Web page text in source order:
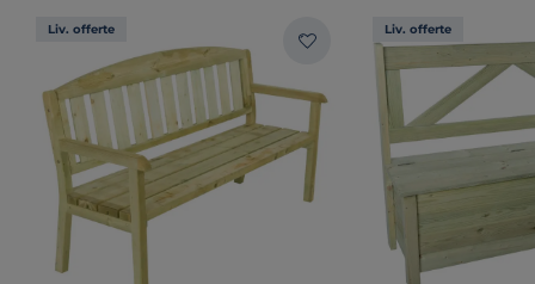
Liv. offerte Liv. offerte